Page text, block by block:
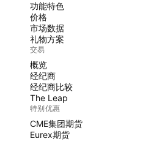
功能特色
价格
市场数据
礼物方案
交易
概览
经纪商
经纪商比较
The Leap
特别优惠
CME集团期货
Eurex期货